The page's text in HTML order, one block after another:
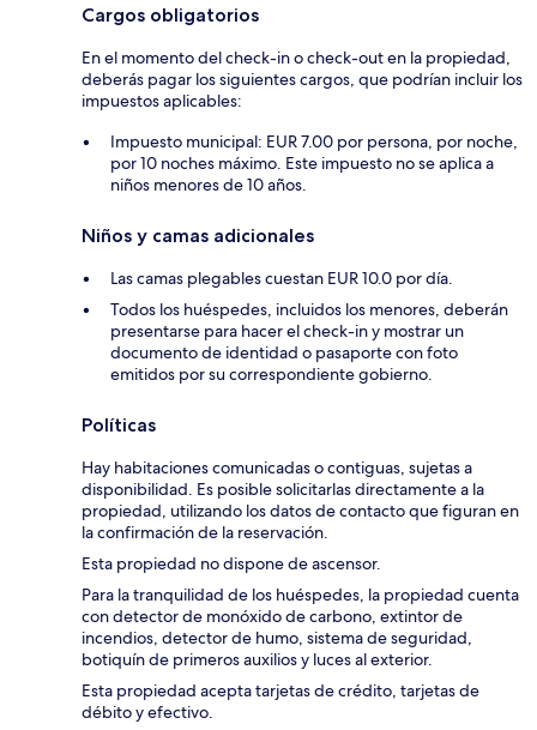
Cargos obligatorios
En el momento del check-in o check-out en la propiedad,
deberás pagar los siguientes cargos, que podrían incluir los
impuestos aplicables:
Impuesto municipal: EUR 7.00 por persona, por noche,
por 10 noches máximo. Este impuesto no se aplica a
niños menores de 10 años.
Niños y camas adicionales
Las camas plegables cuestan EUR 10.0 por día.
Todos los huéspedes, incluidos los menores, deberán
presentarse para hacer el check-in y mostrar un
documento de identidad o pasaporte con foto
emitidos por su correspondiente gobierno.
Políticas
Hay habitaciones comunicadas o contiguas, sujetas a
disponibilidad. Es posible solicitarlas directamente a la
propiedad, utilizando los datos de contacto que figuran en
la confirmación de la reservación.
Esta propiedad no dispone de ascensor.
Para la tranquilidad de los huéspedes, la propiedad cuenta
con detector de monóxido de carbono, extintor de
incendios, detector de humo, sistema de seguridad,
botiquín de primeros auxilios y luces al exterior.
Esta propiedad acepta tarjetas de crédito, tarjetas de
débito y efectivo.